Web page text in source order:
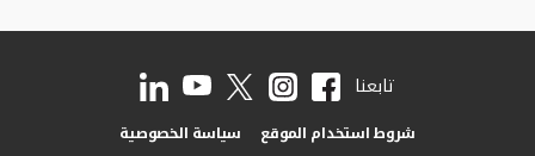
تابعنا
شروط استخدام الموقع سياسة الخصوصية